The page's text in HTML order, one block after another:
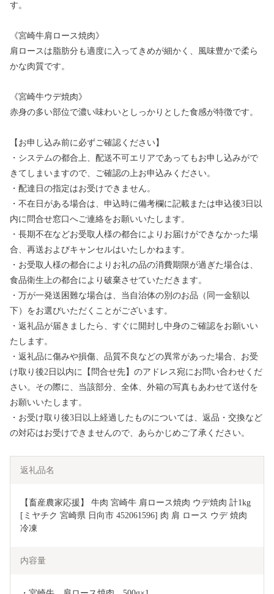
す。
《宮崎牛肩ロース焼肉》
肩ロースは脂肪分も適度に入ってきめが細かく、風味豊かで柔ら
かな肉質です。
《宮崎牛ウデ焼肉》
赤身の多い部位で濃い味わいとしっかりとした食感が特徴です。
【お申し込み前に必ずご確認ください】
・システムの都合上、配送不可エリアであってもお申し込みがで
きてしまいますので、ご確認の上お申込みください。
・配達日の指定はお受けできません。
・不在日がある場合は、申込時に備考欄に記載または申込後3日以
内に問合せ窓口へご連絡をお願いいたします。
・長期不在などお受取人様の都合によりお届けができなかった場
合、再送およびキャンセルはいたしかねます。
・お受取人様の都合によりお礼の品の消費期限が過ぎた場合は、
食品衛生上の都合により破棄させていただきます。
・万が一発送困難な場合は、当自治体の別のお品（同一金額以
下）をお選びいただくことがございます。
・返礼品が届きましたら、すぐに開封し中身のご確認をお願いい
たします。
・返礼品に傷みや損傷、品質不良などの異常があった場合、お受
け取り後2日以内に【問合せ先】のアドレス宛にお問い合わせくだ
さい。その際に、当該部分、全体、外箱の写真もあわせて送付を
お願いいたします。
・お受け取り後3日以上経過したものについては、返品・交換など
の対応はお受けできませんので、あらかじめご了承ください。
返礼品名
【畜産農家応援】 牛肉 宮崎牛 肩ロース焼肉 ウデ焼肉 計1kg
[ミヤチク 宮崎県 日向市 452061596] 肉 肩 ロース ウデ 焼肉
冷凍
内容量